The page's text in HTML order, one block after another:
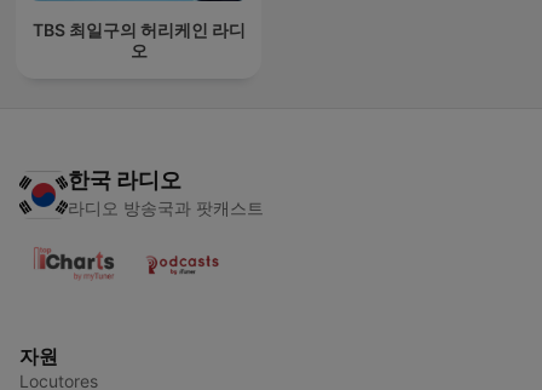
TBS 최일구의 허리케인 라디
오
한국 라디오
라디오 방송국과 팟캐스트
자원
Locutores